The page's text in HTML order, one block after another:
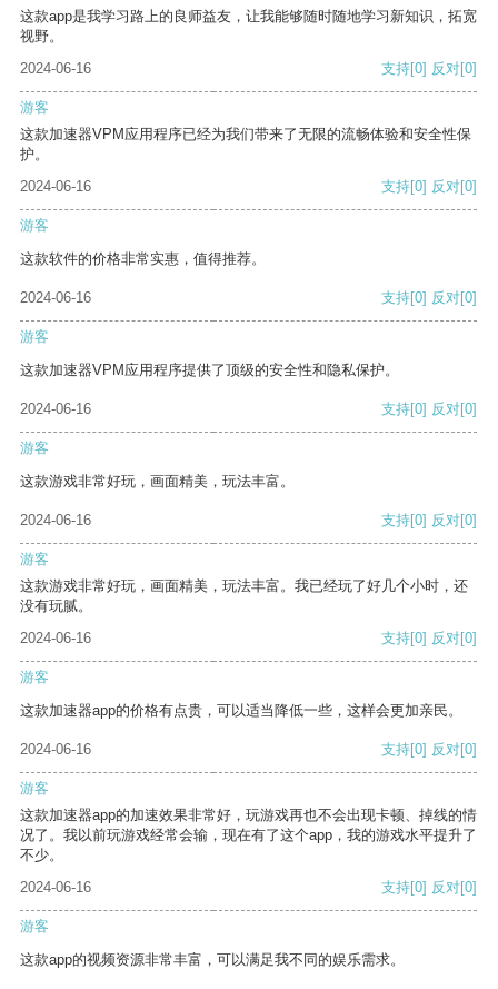
这款app是我学习路上的良师益友，让我能够随时随地学习新知识，拓宽
视野。
2024-06-16
支持[0] 反对[0]
游客
这款加速器VPM应用程序已经为我们带来了无限的流畅体验和安全性保
护。
2024-06-16
支持[0] 反对[0]
游客
这款软件的价格非常实惠，值得推荐。
2024-06-16 支持[0] 反对[0]
游客
这款加速器VPM应用程序提供了顶级的安全性和隐私保护。
2024-06-16 支持[0] 反对[0]
游客
这款游戏非常好玩，画面精美，玩法丰富。
2024-06-16 支持[0] 反对[0]
游客
这款游戏非常好玩，画面精美，玩法丰富。我已经玩了好几个小时，还
没有玩腻。
2024-06-16
支持[0] 反对[0]
游客
这款加速器app的价格有点贵，可以适当降低一些，这样会更加亲民。
2024-06-16 支持[0] 反对[0]
游客
这款加速器app的加速效果非常好，玩游戏再也不会出现卡顿、掉线的情
况了。我以前玩游戏经常会输，现在有了这个app，我的游戏水平提升了
不少。
2024-06-16
支持[0] 反对[0]
游客
这款app的视频资源非常丰富，可以满足我不同的娱乐需求。